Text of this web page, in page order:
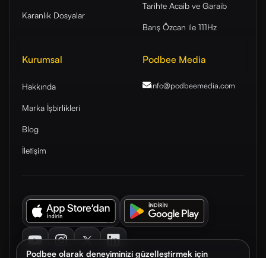
Podbee olarak deneyiminizi güzelleştirmek için
Karanlık Dosyalar
Tarihte Acaib ve Garaib
Barış Özcan ile 111Hz
Kurumsal
Hakkında
Marka İşbirlikleri
Blog
İletişim
Podbee Media
info@podbeemedia.com